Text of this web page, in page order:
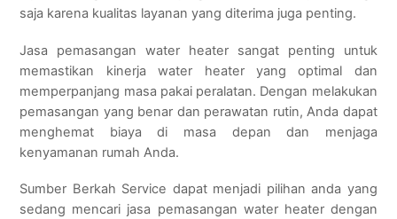
saja karena kualitas layanan yang diterima juga penting.
Jasa pemasangan water heater sangat penting untuk
memastikan kinerja water heater yang optimal dan
memperpanjang masa pakai peralatan. Dengan melakukan
pemasangan yang benar dan perawatan rutin, Anda dapat
menghemat biaya di masa depan dan menjaga
kenyamanan rumah Anda.
Sumber Berkah Service dapat menjadi pilihan anda yang
sedang mencari jasa pemasangan water heater dengan